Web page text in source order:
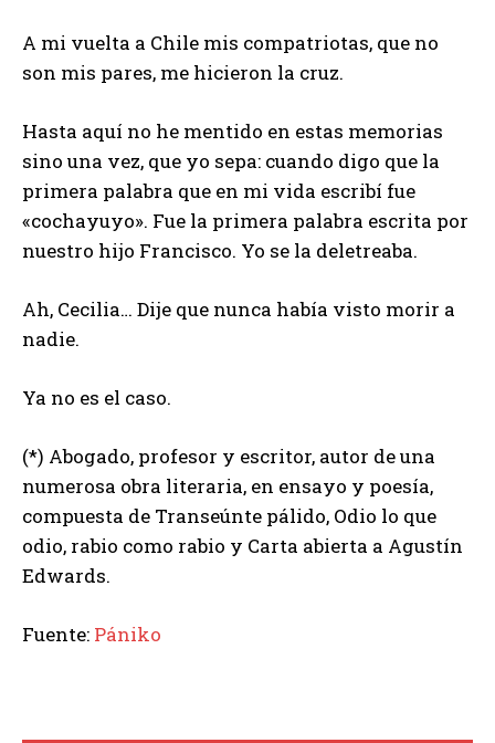
A mi vuelta a Chile mis compatriotas, que no
son mis pares, me hicieron la cruz.
Hasta aquí no he mentido en estas memorias
sino una vez, que yo sepa: cuando digo que la
primera palabra que en mi vida escribí fue
«cochayuyo». Fue la primera palabra escrita por
nuestro hijo Francisco. Yo se la deletreaba.
Ah, Cecilia… Dije que nunca había visto morir a
nadie.
Ya no es el caso.
(*) Abogado, profesor y escritor, autor de una
numerosa obra literaria, en ensayo y poesía,
compuesta de Transeúnte pálido, Odio lo que
odio, rabio como rabio y Carta abierta a Agustín
Edwards.
Fuente: Pániko